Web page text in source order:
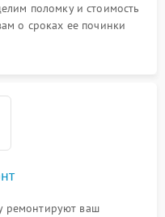
поломку и стоимость
о сроках ее починки
ремонтируют ваш